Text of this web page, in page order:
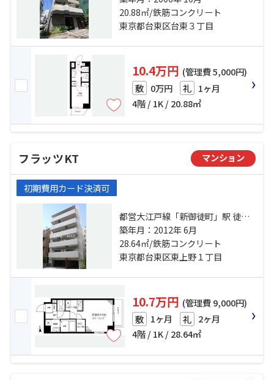
比谷線「仲御徒町」駅 徒歩5分
20.88㎡/鉄筋コンクリート
東京都台東区台東３丁目
10.4万円 (管理費 5,000円)
敷 0万円 礼 1ヶ月
4階 / 1K / 20.88㎡
フラッツKT マンション
初期費用カード決済可
都営大江戸線「新御徒町」駅 徒歩3
分 日比谷線「仲御徒町」駅 徒歩7分
山手線「御徒町」駅 徒歩9分
築年月：2012年 6月
28.64㎡/鉄筋コンクリート
東京都台東区東上野１丁目
10.7万円 (管理費 9,000円)
敷 1ヶ月 礼 2ヶ月
4階 / 1K / 28.64㎡